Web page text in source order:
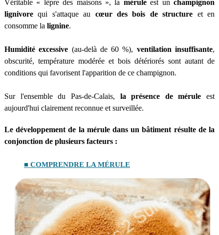
Véritable « lèpre des maisons », la méruleest unchampignon
lignivorequi s'attaque au cœur des bois de structure et en
consomme la lignine.
Humidité excessive (au-delà de 60 %), ventilation insuffisante,
obscurité, température modérée et bois détériorés sont autant de
conditions qui favorisent l'apparition de ce champignon.
Sur l'ensemble du Pas-de-Calais, la présence de mérule est
aujourd'hui clairement reconnue et surveillée.
Le développement de la mérule dans un bâtiment résulte de la
conjonction de plusieurs facteurs :
■ COMPRENDRE LA MÉRULE